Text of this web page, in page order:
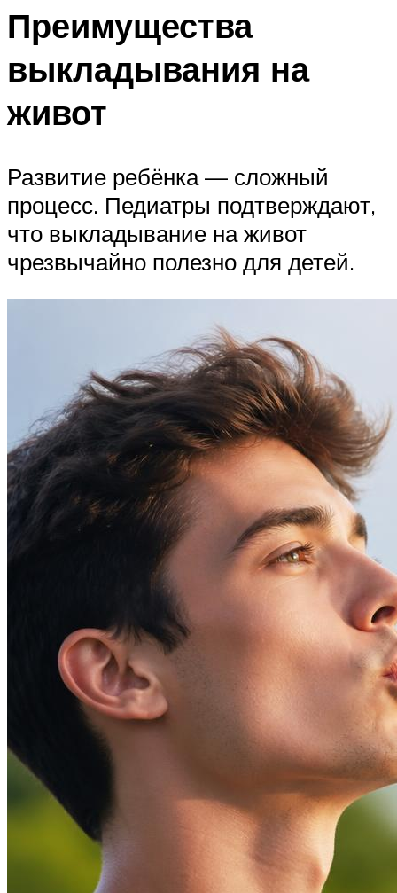
Преимущества
выкладывания на
живот
Развитие ребёнка — сложный
процесс. Педиатры подтверждают,
что выкладывание на живот
чрезвычайно полезно для детей.